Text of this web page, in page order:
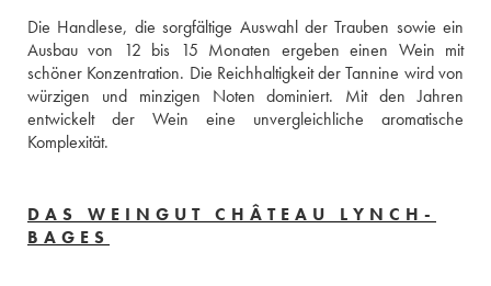
Die Handlese, die sorgfältige Auswahl der Trauben sowie ein
Ausbau von 12 bis 15 Monaten ergeben einen Wein mit
schöner Konzentration. Die Reichhaltigkeit der Tannine wird von
würzigen und minzigen Noten dominiert. Mit den Jahren
entwickelt der Wein eine unvergleichliche aromatische
Komplexität.
DAS WEINGUT CHÂTEAU LYNCH-
BAGES